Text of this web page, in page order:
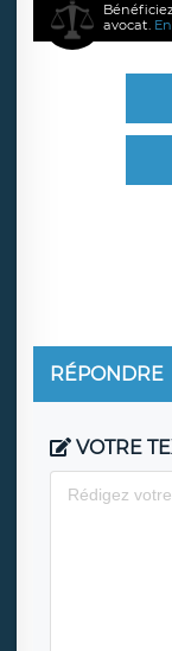
avocat.
RÉPONDRE
VOTRE